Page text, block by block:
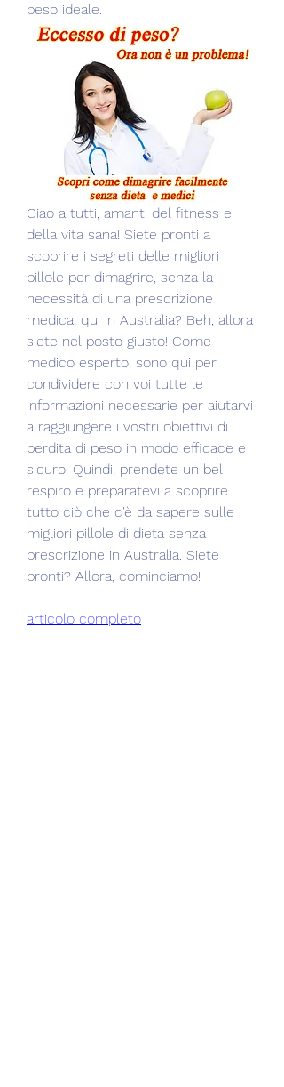
peso ideale.
Ciao a tutti, amanti del fitness e
della vita sana! Siete pronti a
scoprire i segreti delle migliori
pillole per dimagrire, senza la
necessità di una prescrizione
medica, qui in Australia? Beh, allora
siete nel posto giusto! Come
medico esperto, sono qui per
condividere con voi tutte le
informazioni necessarie per aiutarvi
a raggiungere i vostri obiettivi di
perdita di peso in modo efficace e
sicuro. Quindi, prendete un bel
respiro e preparatevi a scoprire
tutto ciò che c'è da sapere sulle
migliori pillole di dieta senza
prescrizione in Australia. Siete
pronti? Allora, cominciamo!
articolo completo